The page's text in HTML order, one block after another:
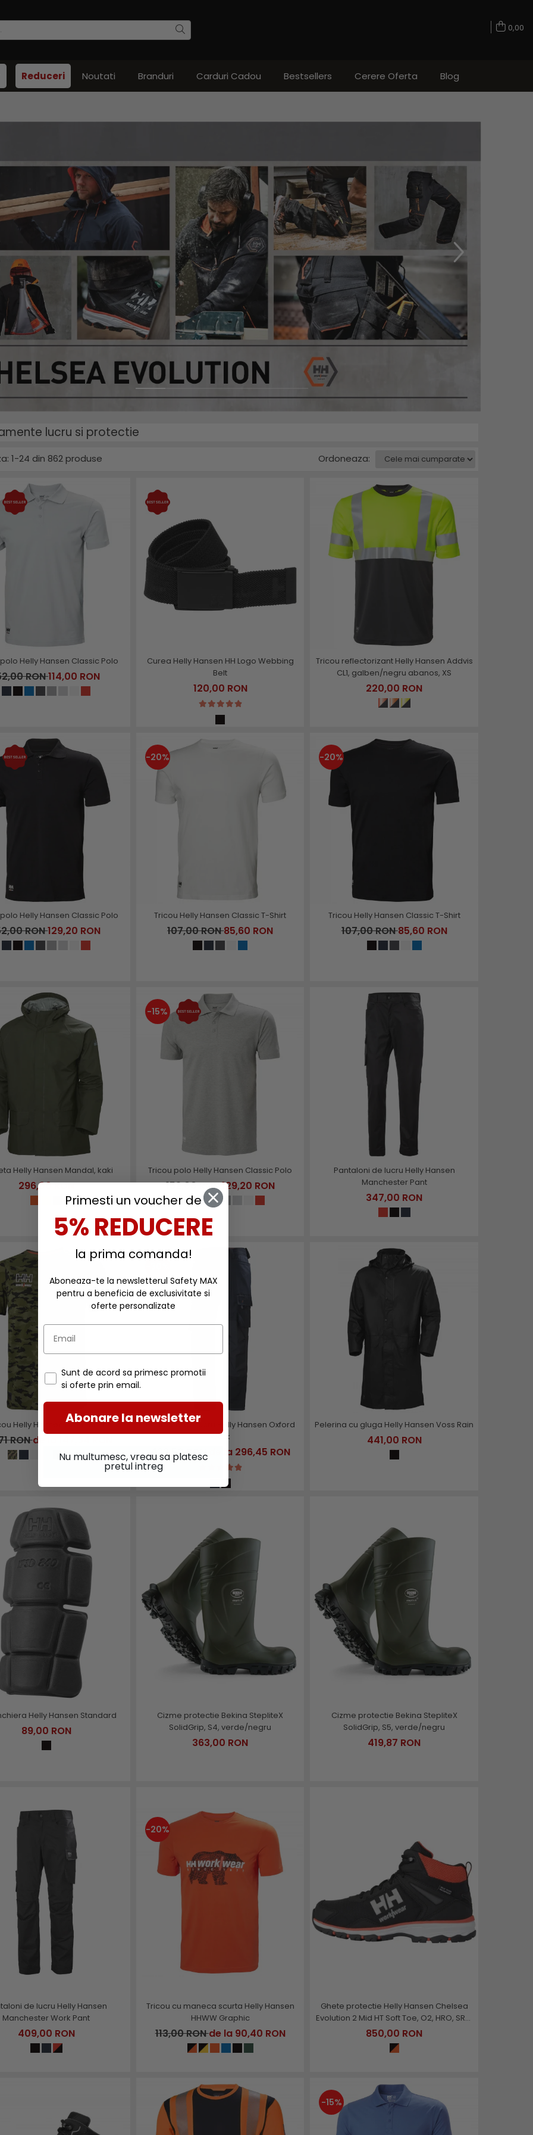
0,00
Reduceri Noutati Branduri Carduri Cadou Bestsellers Cerere Oferta Blog
lucru si protectie
1-24 din 862 produse Ordoneaza:
Helly Hansen Classic Polo
RON114,00 RON
Curea Helly Hansen HH Logo Webbing
Belt
120,00 RON
Tricou reflectorizant Helly Hansen Addvis
CL1, galben/negru abanos, XS
220,00 RON
Helly Hansen Classic Polo
RON129,20 RON
-20%
Tricou Helly Hansen Classic T-Shirt
107,00 RON85,60 RON
-20%
Tricou Helly Hansen Classic T-Shirt
107,00 RON85,60 RON
Helly Hansen Mandal, kaki
296,00 RON
-15%
Tricou polo Helly Hansen Classic Polo
152,00 RON129,20 RON
Pantaloni de lucru Helly Hansen
Manchester Pant
347,00 RON
Helly Hansen Evo T-Shirt
RONde la 147,34 RON
Pantaloni de lucru Helly Hansen Oxford
Work
423,50 RON de la 296,45 RON
Pelerina cu gluga Helly Hansen Voss Rain
441,00 RON
Helly Hansen Standard
89,00 RON
Cizme protectie Bekina StepliteX
SolidGrip, S4, verde/negru
363,00 RON
Cizme protectie Bekina StepliteX
SolidGrip, S5, verde/negru
419,87 RON
de lucru Helly Hansen
Manchester Work Pant
409,00 RON
-20%
Tricou cu maneca scurta Helly Hansen
HHWW Graphic
113,00 RONde la 90,40 RON
Ghete protectie Helly Hansen Chelsea
Evolution 2 Mid HT Soft Toe, O2, HRO, SRC,
ESD
850,00 RON
-15%
Primesti un voucher de
5% REDUCERE
la prima comanda!
Aboneaza-te la newsletterul Safety MAX
pentru a beneficia de exclusivitate si
oferte personalizate
Sunt de acord sa primesc promotii
si oferte prin email.
Abonare la newsletter
Nu multumesc, vreau sa platesc
pretul intreg